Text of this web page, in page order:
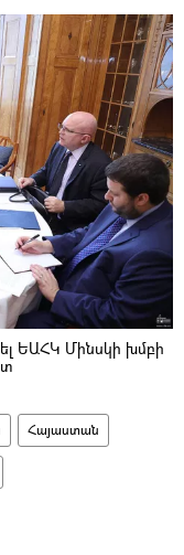
ԵԱՀԿ Մինսկի խմբի
Հայաստան